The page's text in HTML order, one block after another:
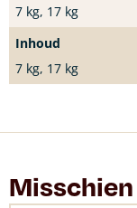
7 kg, 17 kg
Inhoud
7 kg, 17 kg